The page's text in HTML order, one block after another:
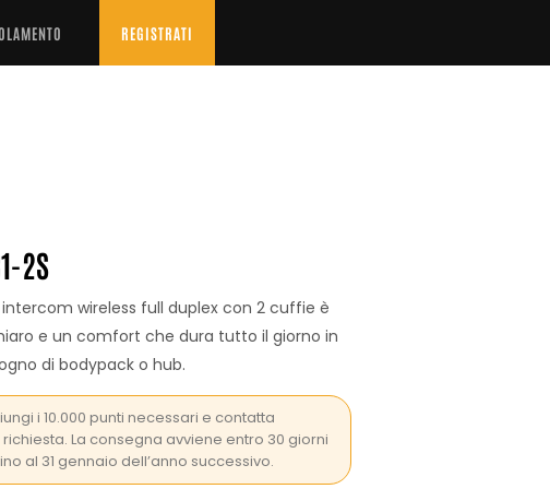
REGISTRATI
2S
wireless full duplex con 2 cuffie è
e un comfort che dura tutto il giorno in
di bodypack o hub.
i 10.000 punti necessari e contatta
La consegna avviene entro 30 giorni
al 31 gennaio dell’anno successivo.